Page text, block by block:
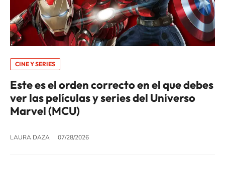
CINE Y SERIES
Este es el orden correcto en el que debes
ver las películas y series del Universo
Marvel (MCU)
LAURA DAZA 07/28/2026